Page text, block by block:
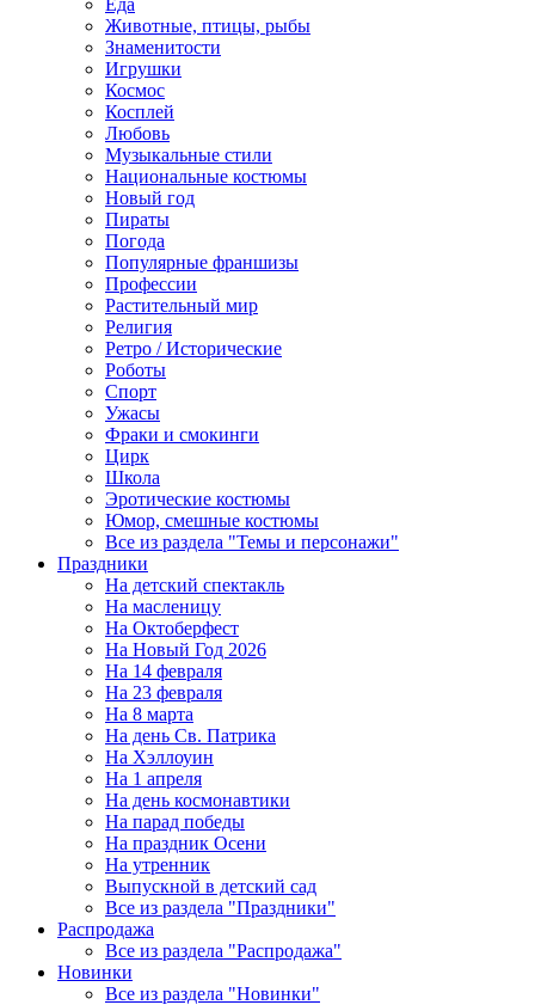
Еда
Животные, птицы, рыбы
Знаменитости
Игрушки
Космос
Косплей
Любовь
Музыкальные стили
Национальные костюмы
Новый год
Пираты
Погода
Популярные франшизы
Профессии
Растительный мир
Религия
Ретро / Исторические
Роботы
Спорт
Ужасы
Фраки и смокинги
Цирк
Школа
Эротические костюмы
Юмор, смешные костюмы
Все из раздела "Темы и персонажи"
Праздники
На детский спектакль
На масленицу
На Октоберфест
На Новый Год 2026
На 14 февраля
На 23 февраля
На 8 марта
На день Св. Патрика
На Хэллоуин
На 1 апреля
На день космонавтики
На парад победы
На праздник Осени
На утренник
Выпускной в детский сад
Все из раздела "Праздники"
Распродажа
Все из раздела "Распродажа"
Новинки
Все из раздела "Новинки"